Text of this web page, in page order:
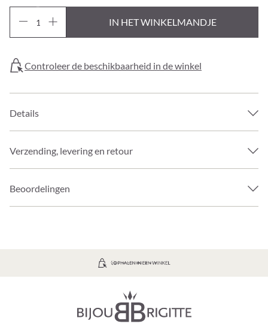
IN HET WINKELMANDJE
Controleer de beschikbaarheid in de winkel
Details
Verzending, levering en retour
Beoordelingen
GRATIS VERZENDING VANAF 39€